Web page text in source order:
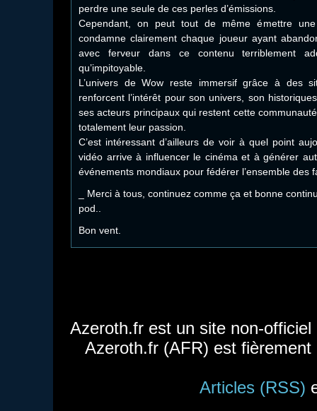
perdre une seule de ces perles d’émissions.
Cependant, on peut tout de même émettre
condamne clairement chaque joueur ayant
avec ferveur dans ce contenu terriblement
qu’impitoyable.
L’univers de Wow reste immersif grâce à des
renforcent l’intérêt pour son univers, son
ses acteurs principaux qui restent cette
totalement leur passion.
C’est intéressant d’ailleurs de voir à quel point
vidéo arrive à influencer le cinéma et à générer
événements mondiaux pour fédérer l’ensemble des
_ Merci à tous, continuez comme ça et bonne
pod..
Bon vent.
Azeroth.fr est un site non-
Azeroth.fr (AFR) est
Articles (RSS)